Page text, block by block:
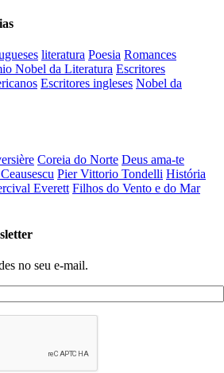
literatura Poesia Romances
Nobel da Literatura Escritores
Escritores ingleses Nobel da
Coreia do Norte Deus ama-te
Pier Vittorio Tondelli História
Everett Filhos do Vento e do Mar
no seu e-mail.